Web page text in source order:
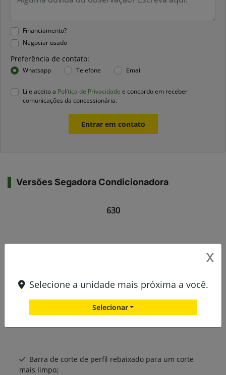
Financiamento?
Negociar usado
Preferência de contato:
Whatsapp Telefone Email
Li e aceito a Política de Privacidade e concordo em receber
comunicações da concessionária.
Entrar em contato
Versões Segadora Condicionadora
630
Barra de corte de perfil rebaixado para um corte
mais limpo;
X
Selecione a unidade mais próxima a você.
Selecionar